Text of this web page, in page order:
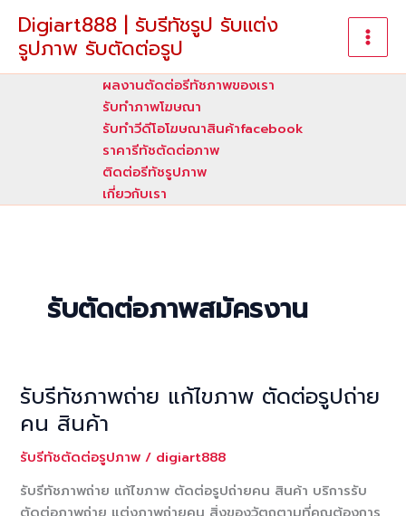
content
Digiart888 | รับรีทัชรูป รับแต่ง
รูปภาพ รับตัดต่อรูป
ผลงานตัดต่อรีทัชภาพของเรา
รับทําภาพโฆษณา
รับทำวีดีโอโฆษณาสินค้าfacebook
ราคารีทัชตัดต่อภาพ
ติดต่อรีทัชรูปภาพ
เกี่ยวกับเรา
รับตัดต่อภาพสมัครงาน
รับรีทัชภาพถ่าย แก้ไขภาพ ตัดต่อรูปถ่าย
คน สินค้า
รับรีทัชตัดต่อรูปภาพ / digiart888
รับรีทัชภาพถ่าย แก้ไขภาพ ตัดต่อรูปถ่ายคน สินค้า บริการรับ